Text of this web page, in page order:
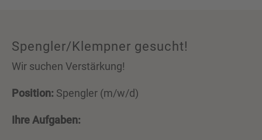
Spengler/Klempner gesucht!
Wir suchen Verstärkung!
Position: Spengler (m/w/d)
Ihre Aufgaben: